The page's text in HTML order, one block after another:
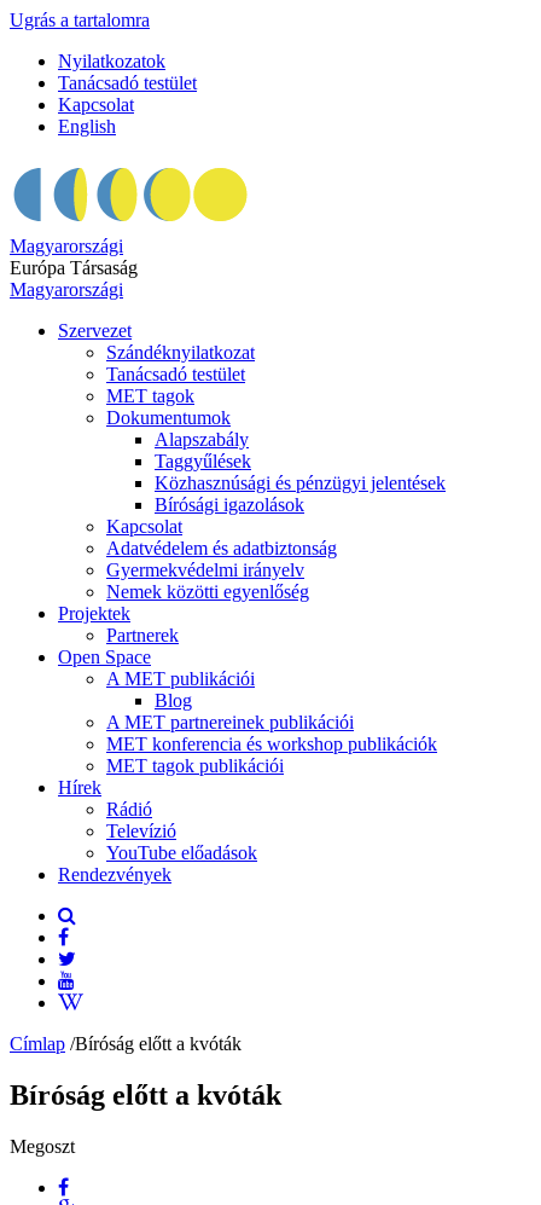
Ugrás a tartalomra
Nyilatkozatok
Tanácsadó testület
Kapcsolat
English
Magyarországi
Európa Társaság
Magyarországi
Szervezet
Szándéknyilatkozat
Tanácsadó testület
MET tagok
Dokumentumok
Alapszabály
Taggyűlések
Közhasznúsági és pénzügyi jelentések
Bírósági igazolások
Kapcsolat
Adatvédelem és adatbiztonság
Gyermekvédelmi irányelv
Nemek közötti egyenlőség
Projektek
Partnerek
Open Space
A MET publikációi
Blog
A MET partnereinek publikációi
MET konferencia és workshop publikációk
MET tagok publikációi
Hírek
Rádió
Televízió
YouTube előadások
Rendezvények
Címlap /Bíróság előtt a kvóták
Bíróság előtt a kvóták
Megoszt